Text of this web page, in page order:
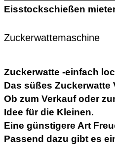
Eisstockschießen
Zuckerwattemaschine
Zuckerwatte -einfach
Das süßes Zuckerwatte
Ob zum Verkauf oder
Idee für die Kleinen.
Eine günstigere Art
Passend dazu gibt es